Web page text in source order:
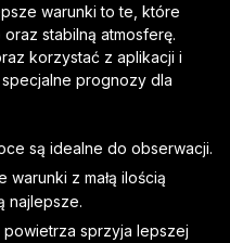
warunki to te, które
stabilną atmosferę.
korzystać z aplikacji i
prognozy dla
są idealne do obserwacji.
warunki z małą ilością
najlepsze.
powietrza sprzyja lepszej